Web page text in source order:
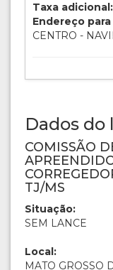
Taxa adicional:
Endereço
CENTRO -
Dados do
COMISSÃO
TJ/MS
Situação:
SEM LANCE
Local:
MATO GROSSO